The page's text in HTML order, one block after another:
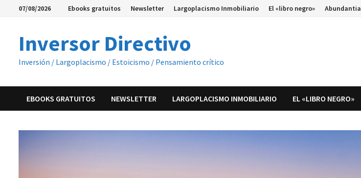
Saltar07/08/2026 Ebooks gratuitos Newsletter Largoplacismo Inmobiliario El «libro negro» Abundantia
Inversor Directivo
Inversión / Largoplacismo / Estoicismo / Pensamiento crítico
EBOOKS GRATUITOS NEWSLETTER LARGOPLACISMO INMOBILIARIO EL «LIBRO NEGRO»